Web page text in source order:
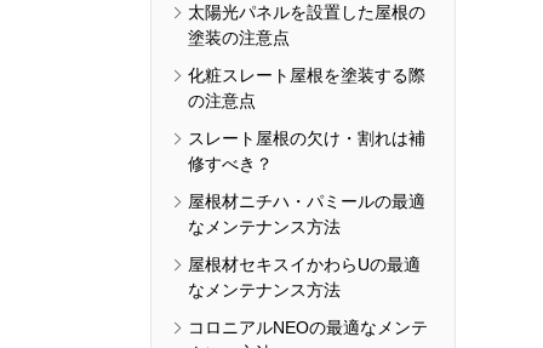
太陽光パネルを設置した屋根の
塗装の注意点
化粧スレート屋根を塗装する際
の注意点
スレート屋根の欠け・割れは補
修すべき？
屋根材ニチハ・パミールの最適
なメンテナンス方法
屋根材セキスイかわらUの最適
なメンテナンス方法
コロニアルNEOの最適なメンテ